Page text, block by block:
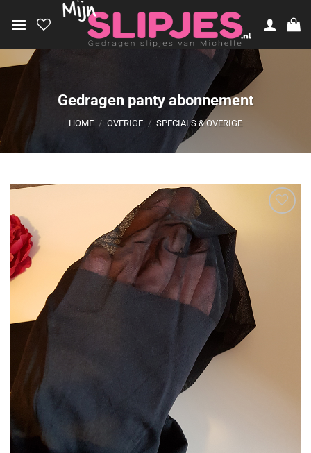
naar
Gedragen panty abonnement
HOME / OVERIGE / SPECIALS & OVERIGE